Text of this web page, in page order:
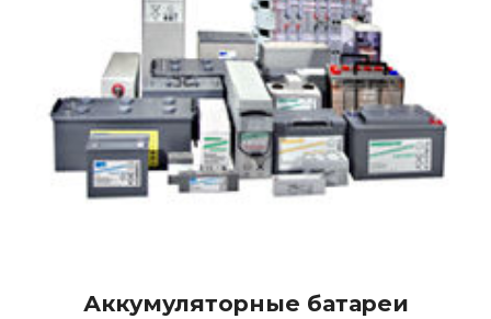
Аккумуляторные батареи